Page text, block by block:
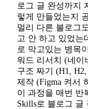
로그 글 완성까지
렇게 만들었는지
멀리 다른 블로그
고 안 하고 있었는
로 막고있는 병목
워드 리서치 (네이
구조 짜기 (H1,
제작 (Figma 켜서
이 과정을 매번 반
Skills로 블로그 글